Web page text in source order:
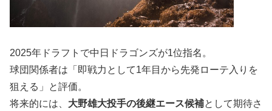
2025年ドラフトで中日ドラゴンズが1位指名。
球団関係者は「即戦力として1年目から先発ローテ入りを
狙える」と評価。
将来的には、 大野雄大投手の後継エース候補として期待さ